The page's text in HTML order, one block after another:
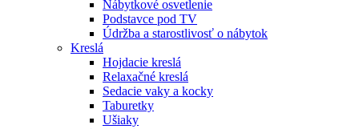
Nábytkové osvetlenie
Podstavce pod TV
Údržba a starostlivosť o nábytok
Kreslá
Hojdacie kreslá
Relaxačné kreslá
Sedacie vaky a kocky
Taburetky
Ušiaky